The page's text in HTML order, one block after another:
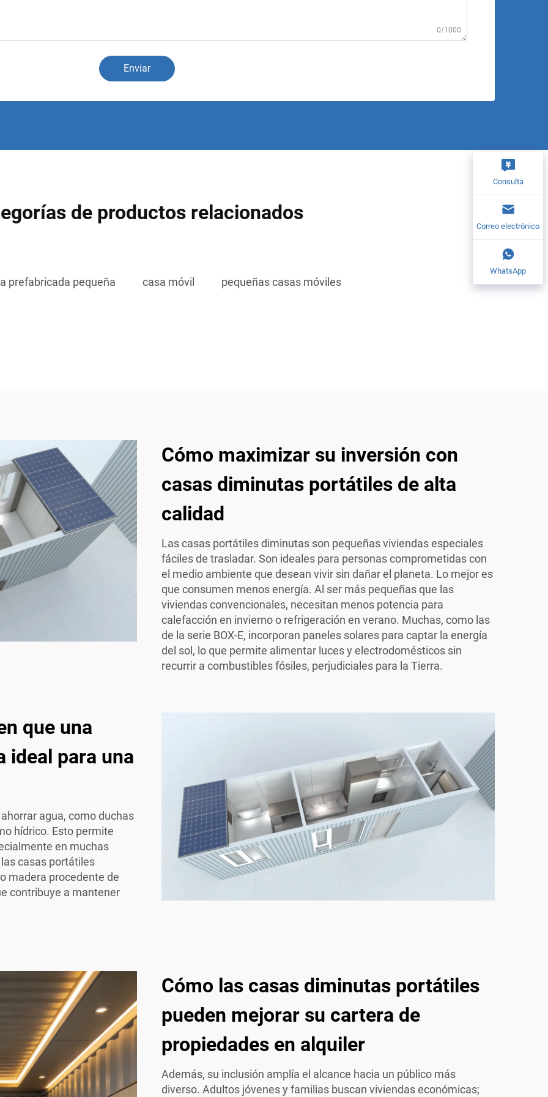
0/1000
Enviar
de productos relacionados
prefabricada pequeña casa móvil pequeñas casas móviles
Cómo maximizar su inversión con
casas diminutas portátiles de alta
calidad
Las casas portátiles diminutas son pequeñas viviendas especiales
fáciles de trasladar. Son ideales para personas comprometidas con
el medio ambiente que desean vivir sin dañar el planeta. Lo mejor es
que consumen menos energía. Al ser más pequeñas que las
viviendas convencionales, necesitan menos potencia para
calefacción en invierno o refrigeración en verano. Muchas, como las
de la serie BOX-E, incorporan paneles solares para captar la energía
del sol, lo que permite alimentar luces y electrodomésticos sin
recurrir a combustibles fósiles, perjudiciales para la Tierra.
que una
ideal para una
agua, como duchas
hídrico. Esto permite
en muchas
casas portátiles
madera procedente de
contribuye a mantener
Cómo las casas diminutas portátiles
pueden mejorar su cartera de
propiedades en alquiler
Además, su inclusión amplía el alcance hacia un público más
diverso. Adultos jóvenes y familias buscan viviendas económicas;
Consulta
Correo electrónico
WhatsApp